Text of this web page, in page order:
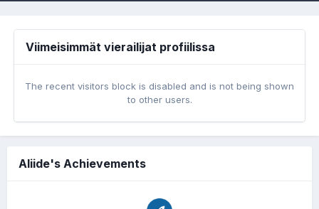
Viimeisimmät vierailijat profiilissa
The recent visitors block is disabled and is not being shown
to other users.
Aliide's Achievements